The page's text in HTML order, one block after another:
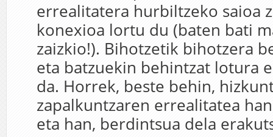
errealitatera hurbiltzeko saioa
konexioa lortu du (baten bati
zaizkio!). Bihotzetik bihotzera
eta batzuekin behintzat lotura
da. Horrek, beste behin,
zapalkuntzaren errealitatea
eta han, berdintsua dela